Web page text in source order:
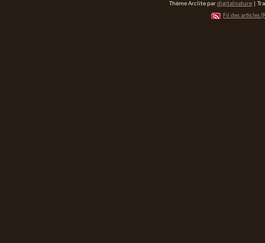
Thème Arclite pardigitalnature |
Fil des articles